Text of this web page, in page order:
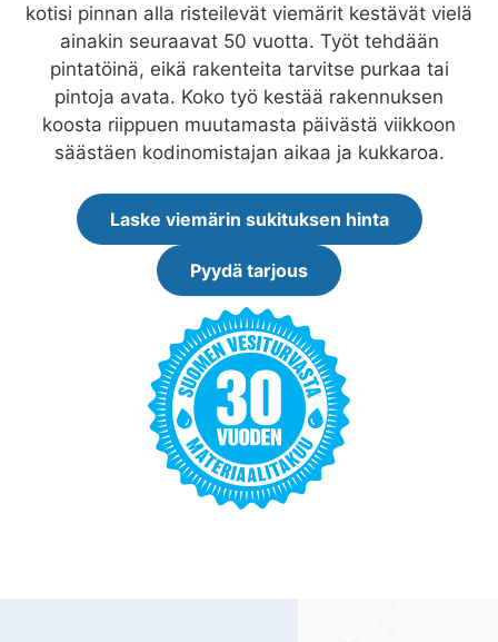
kotisi pinnan alla risteilevät viemärit kestävät vielä
ainakin seuraavat 50 vuotta. Työt tehdään
pintatöinä, eikä rakenteita tarvitse purkaa tai
pintoja avata. Koko työ kestää rakennuksen
koosta riippuen muutamasta päivästä viikkoon
säästäen kodinomistajan aikaa ja kukkaroa.
Laske viemärin sukituksen hinta
Pyydä tarjous